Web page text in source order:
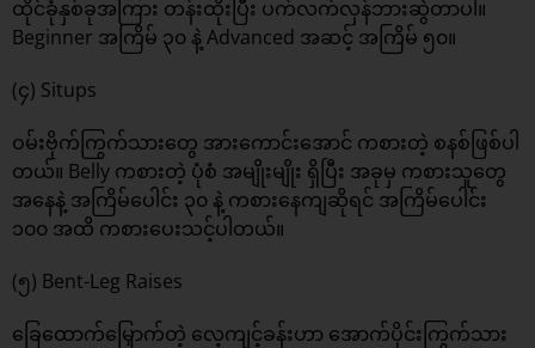
ထိုင်ခုံနှစ်ခုအကြား တန်းထိုးပြီး ပက်လက်လှန်ဘားဆွဲတာပါ။
Beginner အကြိမ် ၃၀ နဲ့ Advanced အဆင့် အကြိမ် ၅၀။
(၄) Situps
ဝမ်းဗိုက်ကြွက်သားတွေ အားကောင်းအောင် ကစားတဲ့ စနစ်ဖြစ်ပါ
တယ်။ Belly ကစားတဲ့ ပုံစံ အမျိုးမျိုး ရှိပြီး အခုမှ ကစားသူတွေ
အနေနဲ့ အကြိမ်ပေါင်း ၃၀ နဲ့ ကစားနေကျဆိုရင် အကြိမ်ပေါင်း
၁၀၀ အထိ ကစားပေးသင့်ပါတယ်။
(၅) Bent-Leg Raises
ခြေထောက်မြှောက်တဲ့ လေ့ကျင့်ခန်းဟာ အောက်ပိုင်းကြွက်သား